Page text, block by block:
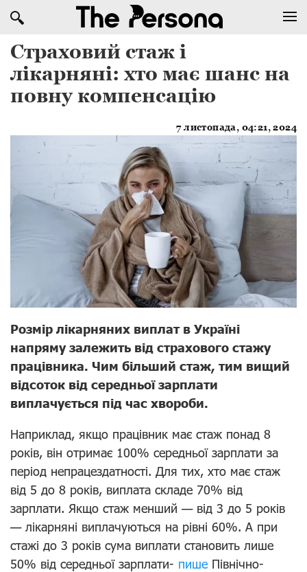
Страховий стаж і
лікарняні: хто має шанс на
повну компенсацію
7 листопада, 04:21, 2024
Розмір лікарняних виплат в Україні
напряму залежить від страхового стажу
працівника. Чим більший стаж, тим вищий
відсоток від середньої зарплати
виплачується під час хвороби.
Наприклад, якщо працівник має стаж понад 8
років, він отримає 100% середньої зарплати за
період непрацездатності. Для тих, хто має стаж
від 5 до 8 років, виплата складе 70% від
зарплати. Якщо стаж менший — від 3 до 5 років
— лікарняні виплачуються на рівні 60%. А при
стажі до 3 років сума виплати становить лише
50% від середньої зарплати- пише Північно-